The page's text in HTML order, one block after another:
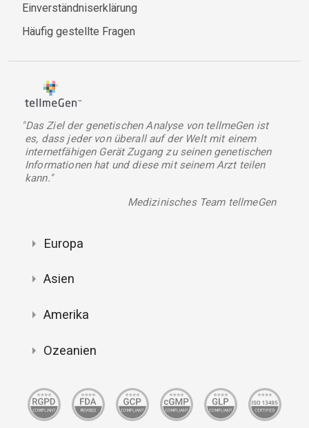
Einverständniserklärung
Häufig gestellte Fragen
"Das Ziel der genetischen Analyse von tellmeGen ist
es, dass jeder von überall auf der Welt mit einem
internetfähigen Gerät Zugang zu seinen genetischen
Informationen hat und diese mit seinem Arzt teilen
kann."
Medizinisches Team tellmeGen
Europa
Asien
Amerika
Ozeanien